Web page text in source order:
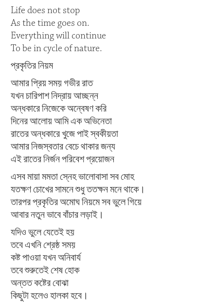
Life does not stop
As the time goes on.
Everything will continue
To be in cycle of nature.
প্রকৃতির নিয়ম
আমার প্রিয় সময় গভীর রাত
যখন চারিপাশ নিদ্রায় আচ্ছন্ন
অন্ধকারে নিজেকে অন্বেষণ করি
দিনের আলোয় আমি এক অভিনেতা
রাতের অন্ধকারে খুজে পাই স্বকীয়তা
আমার নিজস্বতার বেচে থাকার জন্য
এই রাতের নির্জন পরিবেশ প্রয়োজন
এসব মায়া মমতা স্নেহ ভালোবাসা সব মোহ
যতক্ষণ চোখের সামনে শুধু ততক্ষন মনে থাকে।
তারপর প্রকৃতির অমোঘ নিয়মে সব ভুলে গিয়ে
আবার নতুন ভাবে বাঁচার লড়াই।
যদিও ভুলে যেতেই হয়
তবে এখনি শ্রেষ্ঠ সময়
কষ্ট পাওয়া যখন অনিবার্য
তবে শুরুতেই শেষ হোক
অন্তত কষ্টের বোঝা
কিছুটা হলেও হালকা হবে।